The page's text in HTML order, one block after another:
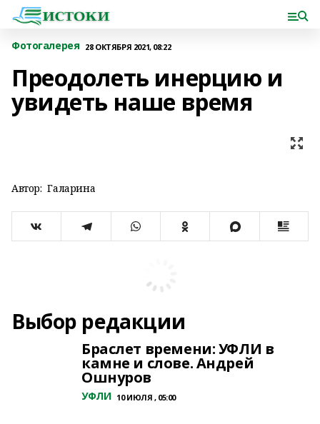
Фотогалерея 28 ОКТЯБРЯ 2021, 08:22
Преодолеть инерцию и
увидеть наше время
Автор: Галарина
Выбор редакции
Браслет времени: УФЛИ в
камне и слове. Андрей
Ошнуров
УФЛИ 10 ИЮЛЯ , 05:00